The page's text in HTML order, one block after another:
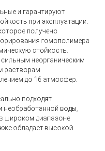
и гарантируют
при эксплуатации.
получено
гомополимера
стойкость.
неорганическим
растворам
до 16 атмосфер.
подходят
необработанной воды,
широком диапазоне
обладает высокой